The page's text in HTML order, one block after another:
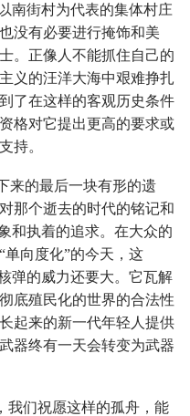
南街村为代表的集体村庄
没有必要进行掩饰和美
。正像人不能抓住自己的
义的汪洋大海中艰难挣扎
了在这样的客观历史条件
格对它提出更高的要求或
持。
来的最后一块有形的遗
那个逝去的时代的铭记和
和执着的追求。在大众的
向度化”的今天，这
弹的威力还要大。它瓦解
底殖民化的世界的合法性
起来的新一代年轻人提供
器终有一天会转变为武器
我们祝愿这样的孤舟，能